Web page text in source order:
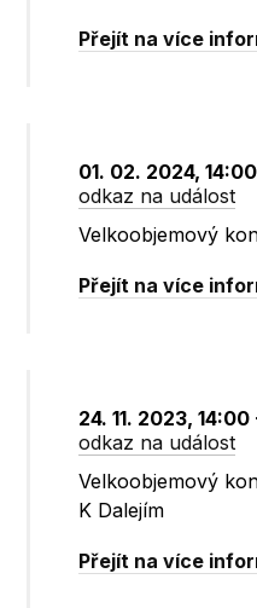
Přejít na více
01. 02. 2024,
odkaz na událost
Velkoobjemový
Přejít na více
24. 11. 2023,
odkaz na událost
Velkoobjemový
K Dalejím
Přejít na více